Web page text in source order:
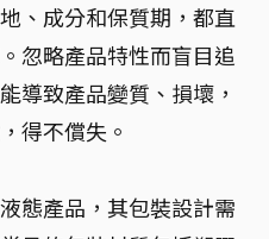
、成分和保質期，都直
忽略產品特性而盲目追
導致產品變質、損壞，
得不償失。
態產品，其包裝設計需